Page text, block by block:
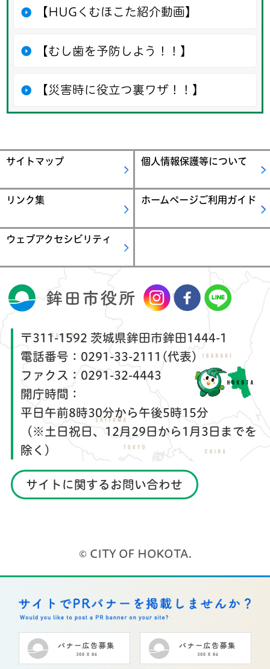
【HUGくむほこた紹介動画】
【むし歯を予防しよう！！】
【災害時に役立つ裏ワザ！！】
サイトマップ 個人情報保護等について
リンク集 ホームページご利用ガイド
ウェブアクセシビリティ
〒311-1592 茨城県鉾田市鉾田1444-1
電話番号： 0291-33-2111(代表)
ファクス： 0291-32-4443
開庁時間：
平日午前8時30分から午後5時15分
（※土日祝日、12月29日から1月3日までを
除く）
サイトに関するお問い合わせ
© CITY OF HOKOTA.